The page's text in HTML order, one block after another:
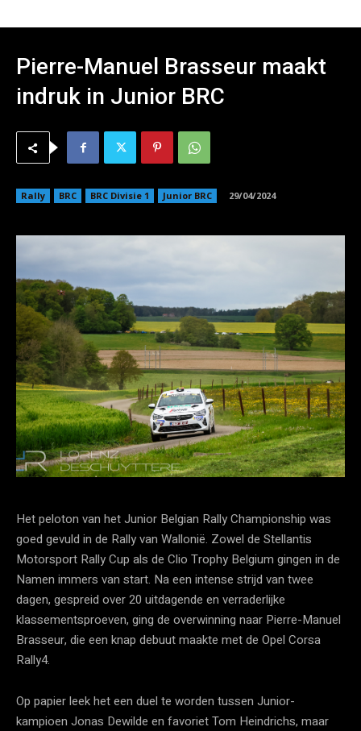
Pierre-Manuel Brasseur maakt
indruk in Junior BRC
Rally BRC BRC Divisie 1 Junior BRC 29/04/2024
Het peloton van het Junior Belgian Rally Championship was
goed gevuld in de Rally van Wallonië. Zowel de Stellantis
Motorsport Rally Cup als de Clio Trophy Belgium gingen in de
Namen immers van start. Na een intense strijd van twee
dagen, gespreid over 20 uitdagende en verraderlijke
klassementsproeven, ging de overwinning naar Pierre-Manuel
Brasseur, die een knap debuut maakte met de Opel Corsa
Rally4.
Op papier leek het een duel te worden tussen Junior-
kampioen Jonas Dewilde en favoriet Tom Heindrichs, maar